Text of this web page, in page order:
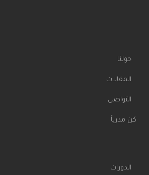
حولنا
المقالات
التواصل
كن مدرباً
الدورات